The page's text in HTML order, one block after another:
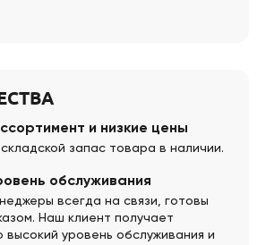
и низкие цены
запас товара в наличии.
обслуживания
всегда на связи, готовы
Наш клиент получает
высокий уровень обслуживания и